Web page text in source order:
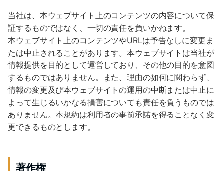
当社は、本ウェブサイト上のコンテンツの内容について保
証するものではなく、一切の責任を負いかねます。
本ウェブサイト上のコンテンツやURLは予告なしに変更ま
たは中止されることがあります。本ウェブサイトは当社が
情報提供を目的として運営しており、その他の目的を意図
するものではありません。また、理由の如何に関わらず、
情報の変更及び本ウェブサイトの運用の中断または中止に
よって生じるいかなる損害についても責任を負うものでは
ありません。本規約は利用者の事前承諾を得ることなく変
更できるものとします。
著作権